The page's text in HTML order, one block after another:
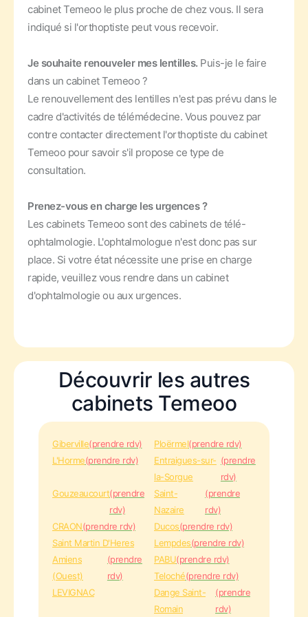
cabinet Temeoo le plus proche de chez vous. Il sera
indiqué si l'orthoptiste peut vous recevoir.
Je souhaite renouveler mes lentilles. Puis-je le faire
dans un cabinet Temeoo ?
Le renouvellement des lentilles n'est pas prévu dans le
cadre d'activités de télémédecine. Vous pouvez par
contre contacter directement l'orthoptiste du cabinet
Temeoo pour savoir s'il propose ce type de
consultation.
Prenez-vous en charge les urgences ?
Les cabinets Temeoo sont des cabinets de télé-
ophtalmologie. L'ophtalmologue n'est donc pas sur
place. Si votre état nécessite une prise en charge
rapide, veuillez vous rendre dans un cabinet
d'ophtalmologie ou aux urgences.
Découvrir les autres
cabinets Temeoo
Giberville(prendre rdv) Ploërmel(prendre rdv)
L'Horme(prendre rdv)
Entraigues-sur-
la-Sorgue
(prendre
rdv)
Gouzeaucourt(prendre
rdv)
Saint-
Nazaire
(prendre
rdv)
CRAON(prendre rdv) Ducos(prendre rdv)
Saint Martin D'Heres
Lempdes(prendre rdv)
Amiens
(Ouest)
(prendre
rdv)
PABU(prendre rdv)
Teloché(prendre rdv)
LEVIGNAC
Dange Saint-
Romain
(prendre
rdv)